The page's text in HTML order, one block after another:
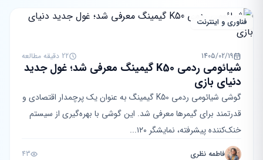
فناوری و اینترنت
1405/02/19 22 دقیقه مطالعه
شیائومی ردمی K50 گیمینگ معرفی شد؛ غول جدید
دنیای بازی
گوشی شیائومی ردمی K50 گیمینگ به عنوان یک پرچمدار اقتصادی و
قدرتمند برای گیمرها معرفی شد. این گوشی با بهره‌گیری از سیستم
خنک‌کننده پیشرفته، نمایشگر ۱۲۰...
فاطمه نظری 43